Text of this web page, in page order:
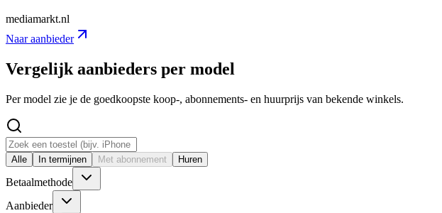
mediamarkt.nl
Naar aanbieder
Vergelijk aanbieders per model
Per model zie je de goedkoopste koop-, abonnements- en huurprijs van bekende winkels.
Alle In termijnen Met abonnement Huren
Betaalmethode
Aanbieder